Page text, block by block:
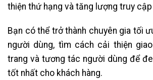
thiện thứ hạng và tăng lượng truy
Bạn có thể trở thành chuyên gia tối
người dùng, tìm cách cải thiện
trang và tương tác người dùng để
tốt nhất cho khách hàng.